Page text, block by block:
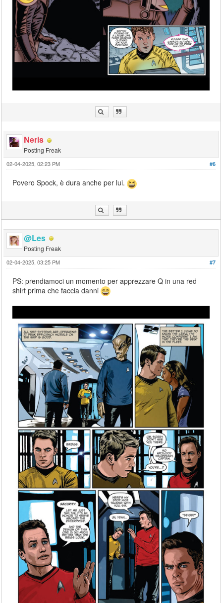
Neris
Posting Freak
#6
02-04-2025, 02:23 PM
Povero Spock, è dura anche per lui.
@Les
Posting Freak
#7
02-04-2025, 03:25 PM
PS: prendiamoci un momento per apprezzare Q in una red
shirt prima che faccia danni